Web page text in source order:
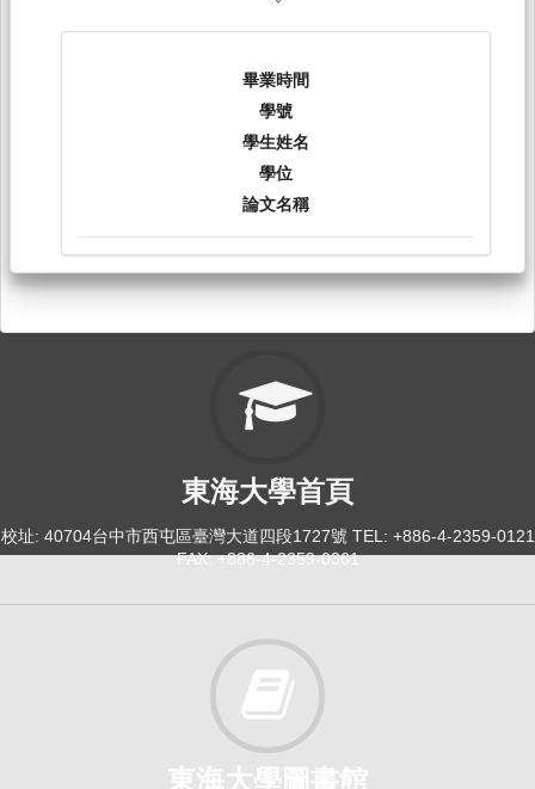
綜合日語（二）Ａ[0275]
日間學士班-日文系2A
114-1
綜合日語（二）Ｂ[0276]
日間學士班-日文系2A
專題研究[0295]
日間學士班-日文系4
必修
綜合日語（二）Ａ[0276]
日間學士班-日文系2A
畢業時間
學號
學生姓名
學位
論文名稱
東海大學首頁
校址: 40704台中市西屯區臺灣大道四段1727號 TEL: +886-4-2359-0121
FAX: +886-4-2359-0361
東海大學圖書館